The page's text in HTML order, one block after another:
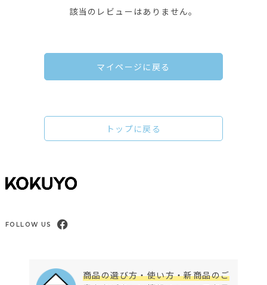
該当のレビューはありません。
マイページに戻る
トップに戻る
FOLLOW US
商品の選び方・使い方・新商品のご